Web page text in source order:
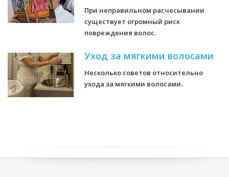
При неправильном расчесывании
существует огромный риск
повреждения волос.
Уход за мягкими волосами
Несколько советов относительно
ухода за мягкими волосами.